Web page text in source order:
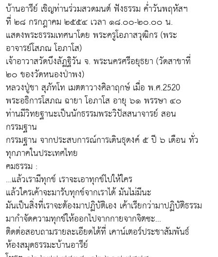
บ้านอารีย์ เชิญท่านร่วมสวดมนต์ ฟังธรรม ค่ำวันพฤหัสฯ
ที่ ๒๘ กรกฎาคม ๒๕๕๔ เวลา ๑๘.๐๐-๒๐.๐๐ น.
แสดงพระธรรมเทศนาโดย พระครูโอภาสวุฒิกร (พระ
อาจารย์โสภณ โอภาโส)
เจ้าอาวาสวัดบึงลัฏฐิวัน จ. พระนครศรีอยุธยา (วัดสาขาที่
๒๐ ของวัดหนองป่าพง)
หลวงปู่ชา สุภัทโท เมตตาวางศิลาฤกษ์ เมื่อ พ.ศ.2520
พระอธิการโสภณ ฉายา โอภาโส อายุ ๖๑ พรรษา ๔๐
ท่านมีวิทยฐานะเป็นนักธรรมพระวิปัสสนาจารย์ สอน
กรรมฐาน
กรรมฐาน จากประสบการณ์การเดินธุดงค์ ๕ ปี ๖ เดือน ทั่ว
ทุกภาคในประเทศไทย
คมธรรม :
…แล้วเรามีทุกข์ เราจะเอาทุกข์ไปให้ใคร
แล้วใครเค้าจะมารับทุกข์จากเราได้ มันไม่มีนะ
มันเป็นสิ่งที่เราจะต้องมาปฏิบัติเอง เค้าเรียกว่ามาปฏิบัติธรรม
มากำจัดความทุกข์ให้ออกไปจากกายจากจิตซะ...
ติดต่อสอบถามรายละเอียดได้ที่ เคาน์เตอร์ประชาสัมพันธ์
ห้องสมุดธรรมะบ้านอารีย์